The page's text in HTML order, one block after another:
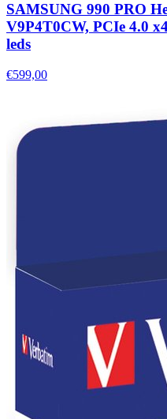
SAMSUNG 990 PRO
V9P4T0CW, PCIe 4.0
leds
€599,00